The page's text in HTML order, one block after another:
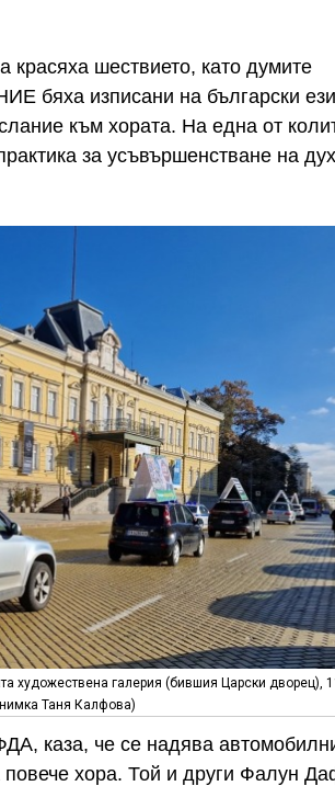
шествието, като думите
изписани на български
към хората. На една от
за усъвършенстване на
художествена галерия (бившия Царски дворец),
Таня Калфова)
каза, че се надява
хора. Той и други Фалун